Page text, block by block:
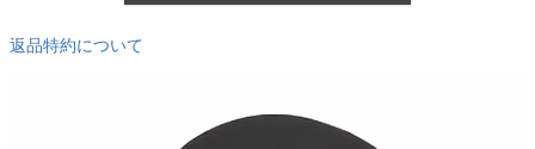
返品特約について